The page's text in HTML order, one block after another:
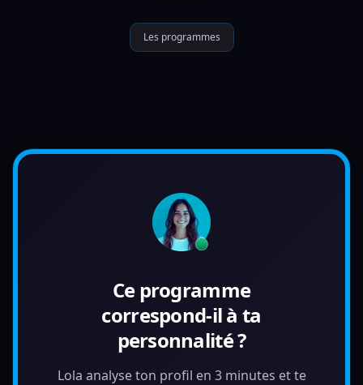
Les programmes
Ce programme
correspond-il à ta
personnalité ?
Lola analyse ton profil en 3 minutes et te